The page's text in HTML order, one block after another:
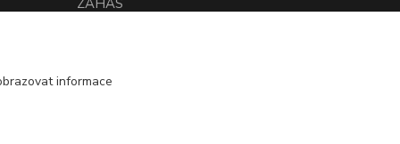
informace